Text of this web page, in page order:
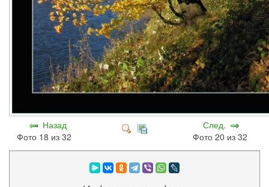
Назад
Фото 18 из 32
След.
Фото 20 из 32